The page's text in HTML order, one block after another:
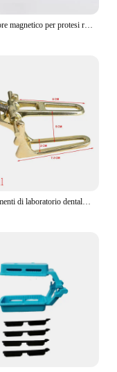
Articolatore magnetico per protesi regolabile articolatore di alta qualità per il montaggio di modelli dentali prefusi attrezzature per laboratori odontotecnici
1 pz strumenti di laboratorio dentale attrezzatura regolabile protesi denti articolatore laboratorio dentale articolatore laboratorio dentale prodotto